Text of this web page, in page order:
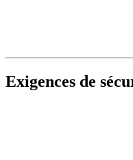
Exigences de